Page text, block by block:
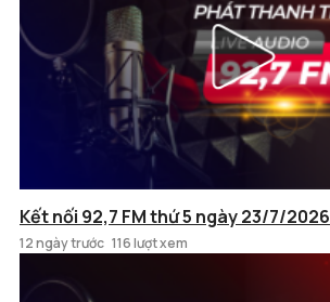
Kết nối 92,7 FM thứ 5 ngày 23/7/2026
12 ngày trước 116 lượt xem